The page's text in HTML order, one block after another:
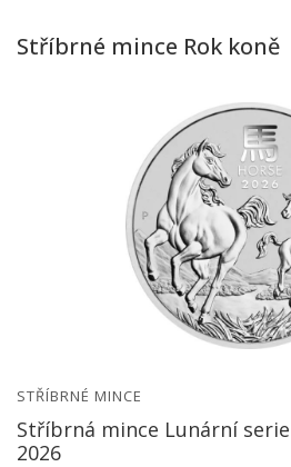
Stříbrné mince Rok koně
STŘÍBRNÉ MINCE
Stříbrná mince Lunární
2026